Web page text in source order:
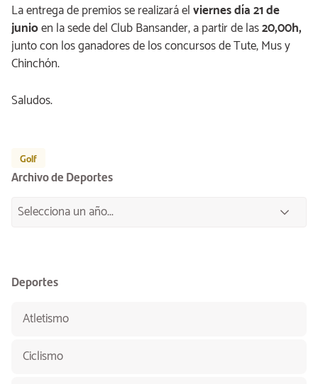
La entrega de premios se realizará elviernes día 21 de
junioen la sede del Club Bansander, a partir de las20,00h,
junto con los ganadores de los concursos de Tute, Mus y
Chinchón.
Saludos.
Golf
Archivo de Deportes
Deportes
Atletismo
Ciclismo